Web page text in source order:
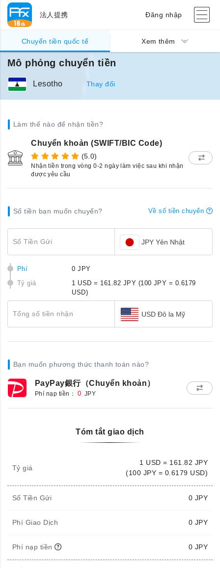
法人提携 Đăng nhập
Chuyển tiền quốc tế Xem thêm
Mô phỏng chuyển tiền
Lesotho Thay đổi
Làm thế nào để nhận tiền?
Chuyển khoản (SWIFT/BIC Code)
(5.0)
Nhận tiền trong vòng 0-2 ngày làm việc sau khi nhận
được yêu cầu
Số tiền bạn muốn chuyển? Về số tiền chuyển
Số Tiền Gửi JPY Yên Nhật
Phí
0 JPY
Tỷ giá
1 USD = 161.82 JPY (100 JPY = 0.6179
USD)
Tổng số tiền nhận USD Đô la Mỹ
Bạn muốn phương thức thanh toán nào?
PayPay銀行（Chuyển khoản）
Phí nạp tiền： 0 JPY
Tóm tắt giao dịch
Tỷ giá
1 USD = 161.82 JPY
(100 JPY = 0.6179 USD)
Số Tiền Gửi 0 JPY
Phí Giao Dịch 0 JPY
Phí nạp tiền 0 JPY